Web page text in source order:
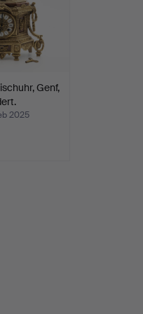
Genf,
2025